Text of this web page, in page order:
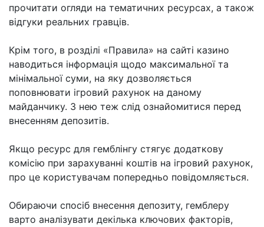
прочитати огляди на тематичних ресурсах, а також
відгуки реальних гравців.
Крім того, в розділі «Правила» на сайті казино
наводиться інформація щодо максимальної та
мінімальної суми, на яку дозволяється
поповнювати ігровий рахунок на даному
майданчику. З нею теж слід ознайомитися перед
внесенням депозитів.
Якщо ресурс для гемблінгу стягує додаткову
комісію при зарахуванні коштів на ігровий рахунок,
про це користувачам попередньо повідомляється.
Обираючи спосіб внесення депозиту, гемблеру
варто аналізувати декілька ключових факторів,